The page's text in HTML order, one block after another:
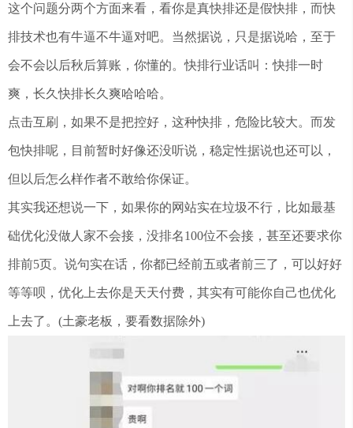
这个问题分两个方面来看，看你是真快排还是假快排，而快
排技术也有牛逼不牛逼对吧。当然据说，只是据说哈，至于
会不会以后秋后算账，你懂的。快排行业话叫：快排一时
爽，长久快排长久爽哈哈哈。
点击互刷，如果不是把控好，这种快排，危险比较大。而发
包快排呢，目前暂时好像还没听说，稳定性据说也还可以，
但以后怎么样作者不敢给你保证。
其实我还想说一下，如果你的网站实在垃圾不行，比如最基
础优化没做人家不会接，没排名100位不会接，甚至还要求你
排前5页。说句实在话，你都已经前五或者前三了，可以好好
等等呗，优化上去你是天天付费，其实有可能你自己也优化
上去了。(土豪老板，要看数据除外)